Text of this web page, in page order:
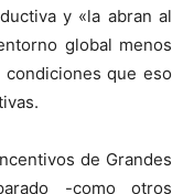
y «la abran al
global menos
que eso
de Grandes
-como otros